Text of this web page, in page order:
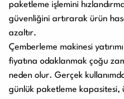
Giyotin Makineleri
Paketleme Dolgu
Makinaları
paketleme işlemini
güvenliğini artırarak ürün
azaltır.
Çemberleme makinesi
fiyatına odaklanmak çoğu
neden olur. Gerçek
günlük paketleme kapasitesi,